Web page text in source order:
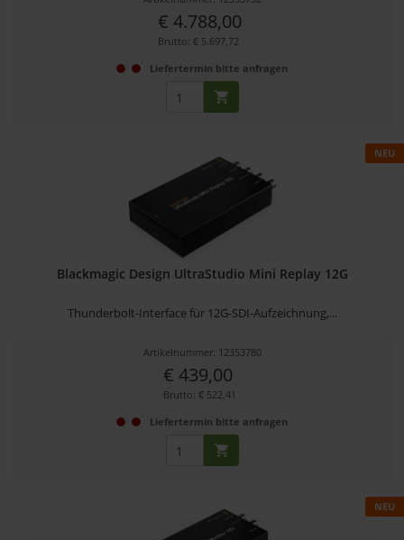
€ 4.788,00
Brutto: € 5.697,72
Liefertermin bitte anfragen
NEU
Blackmagic Design UltraStudio Mini Replay 12G
Thunderbolt-Interface für 12G-SDI-Aufzeichnung,...
Artikelnummer: 12353780
€ 439,00
Brutto: € 522,41
Liefertermin bitte anfragen
NEU